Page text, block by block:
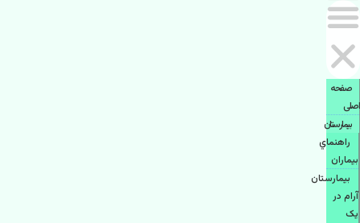
صفحه
اصلی
بيمارستان
راهنماي
بیماران
بیمارستان
آرام در
یک